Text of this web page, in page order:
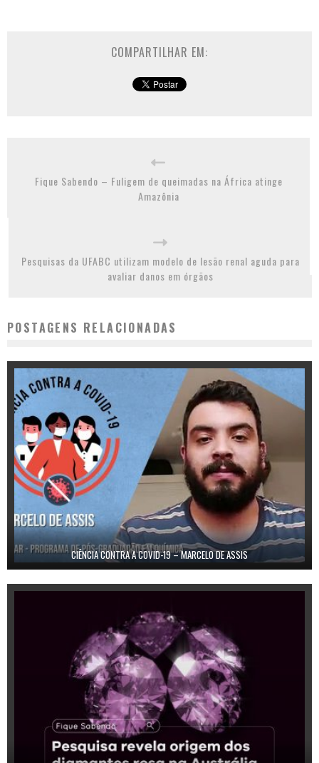
COMPARTILHAR EM:
Fique Sabendo – Fuligem de queimadas na África atinge
Amazônia
Pesquisas da UFABC utilizam modelo de lesão renal aguda para
avaliar danos em órgãos
POSTAGENS RELACIONADAS
CIÊNCIA CONTRA A COVID-19 – MARCELO DE ASSIS